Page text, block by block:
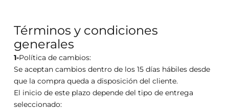
Términos y condiciones
generales
1-Política de cambios:
Se aceptan cambios dentro de los 15 días hábiles desde
que la compra queda a disposición del cliente.
El inicio de este plazo depende del tipo de entrega
seleccionado: